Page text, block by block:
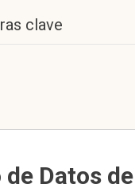
clave
Datos de